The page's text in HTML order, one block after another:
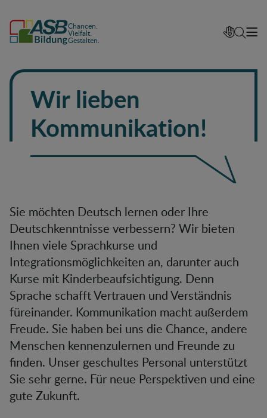
Chancen.
Vielfalt.
Gestalten.
Wir lieben
Kommunikation!
Sie möchten Deutsch lernen oder Ihre
Deutschkenntnisse verbessern? Wir bieten
Ihnen viele Sprachkurse und
Integrationsmöglichkeiten an, darunter auch
Kurse mit Kinderbeaufsichtigung. Denn
Sprache schafft Vertrauen und Verständnis
füreinander. Kommunikation macht außerdem
Freude. Sie haben bei uns die Chance, andere
Menschen kennenzulernen und Freunde zu
finden. Unser geschultes Personal unterstützt
Sie sehr gerne. Für neue Perspektiven und eine
gute Zukunft.